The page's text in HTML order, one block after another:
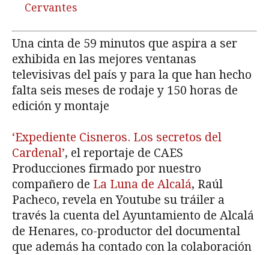
Cervantes
Una cinta de 59 minutos que aspira a ser
exhibida en las mejores ventanas
televisivas del país y para la que han hecho
falta seis meses de rodaje y 150 horas de
edición y montaje
‘Expediente Cisneros. Los secretos del
Cardenal’, el reportaje de CAES
Producciones firmado por nuestro
compañero de La Luna de Alcalá, Raúl
Pacheco, revela en Youtube su tráiler a
través la cuenta del Ayuntamiento de Alcalá
de Henares, co-productor del documental
que además ha contado con la colaboración